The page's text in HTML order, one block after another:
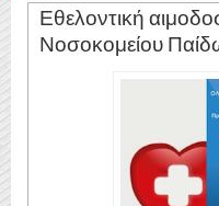
Εθελοντική
Νοσοκομείου